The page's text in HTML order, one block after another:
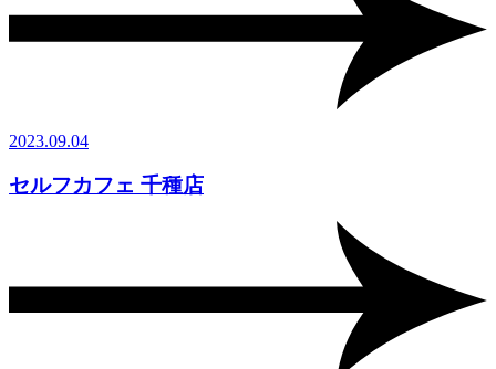
2023.09.04
セルフカフェ 千種店